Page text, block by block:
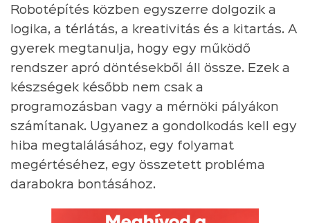
Robotépítés közben egyszerre dolgozik a
logika, a térlátás, a kreativitás és a kitartás. A
gyerek megtanulja, hogy egy működő
rendszer apró döntésekből áll össze. Ezek a
készségek később nem csak a
programozásban vagy a mérnöki pályákon
számítanak. Ugyanez a gondolkodás kell egy
hiba megtalálásához, egy folyamat
megértéséhez, egy összetett probléma
darabokra bontásához.